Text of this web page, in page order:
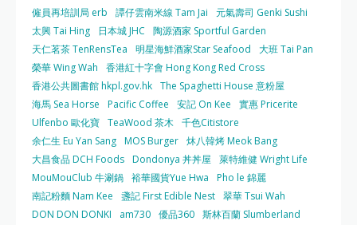
僱員再培訓局 erb
譚仔雲南米線 Tam Jai
元氣壽司 Genki Sushi
太興 Tai Hing
日本城 JHC
陶源酒家 Sportful Garden
天仁茗茶 TenRensTea
明星海鮮酒家Star Seafood
大班 Tai Pan
榮華 Wing Wah
香港紅十字會 Hong Kong Red Cross
香港公共圖書館 hkpl.gov.hk The Spaghetti House 意粉屋
海馬 Sea Horse
Pacific Coffee 安記 On Kee
實惠 Pricerite
Ulfenbo 歐化寶 TeaWood 茶木 千色Citistore
余仁生 Eu Yan Sang MOS Burger 炑八韓烤 Meok Bang
大昌食品 DCH Foods Dondonya 丼丼屋 萊特維健 Wright Life
MouMouClub 牛涮鍋 裕華國貨Yue Hwa
Pho le 錦麗
南記粉麵 Nam Kee
盞記 First Edible Nest 翠華 Tsui Wah
DON DON DONKI
am730 優品360 斯林百蘭 Slumberland